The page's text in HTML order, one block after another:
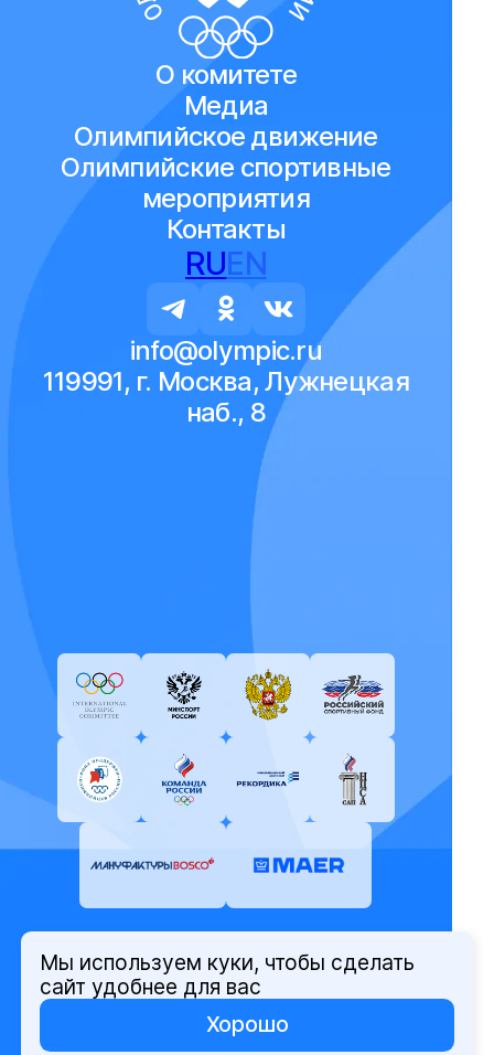
О комитете
Медиа
Олимпийское движение
Олимпийские спортивные
мероприятия
Контакты
RUEN
info@olympic.ru
119991, г. Москва, Лужнецкая
наб., 8
© Олимпийский комитет России,
2026
Политика защиты персональных
Мы используем куки, чтобы сделать
сайт удобнее для вас
Хорошо